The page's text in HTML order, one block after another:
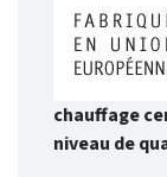
chauffage
niveau de